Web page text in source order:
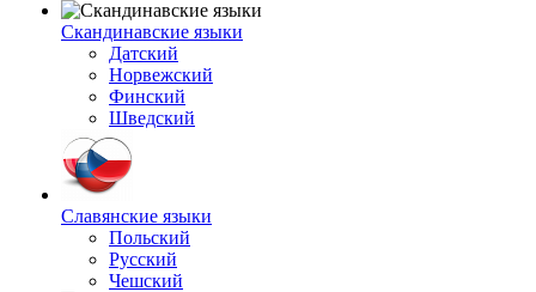
Скандинавские языки
Датский
Норвежский
Финский
Шведский
Славянские языки
Польский
Русский
Чешский